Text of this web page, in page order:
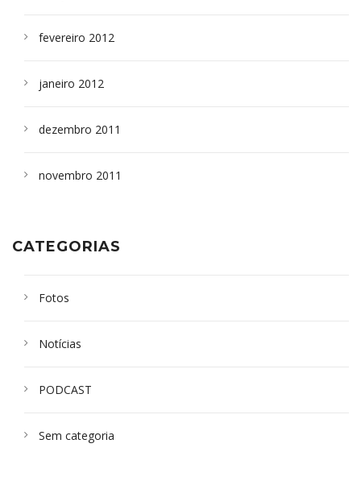
fevereiro 2012
janeiro 2012
dezembro 2011
novembro 2011
CATEGORIAS
Fotos
Notícias
PODCAST
Sem categoria